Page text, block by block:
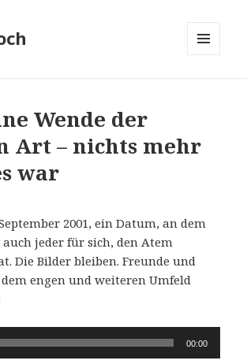
Wende der
Art – nichts mehr
war
2001, ein Datum, an dem
jeder für sich, den Atem
Die Bilder bleiben. Freunde und
engen und weiteren Umfeld
00:00